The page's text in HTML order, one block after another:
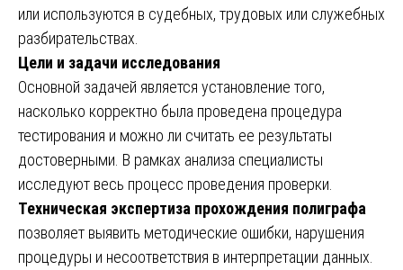
или используются в судебных, трудовых или служебных
разбирательствах.
Цели и задачи исследования
Основной задачей является установление того,
насколько корректно была проведена процедура
тестирования и можно ли считать ее результаты
достоверными. В рамках анализа специалисты
исследуют весь процесс проведения проверки.
Техническая экспертиза прохождения полиграфа
позволяет выявить методические ошибки, нарушения
процедуры и несоответствия в интерпретации данных.